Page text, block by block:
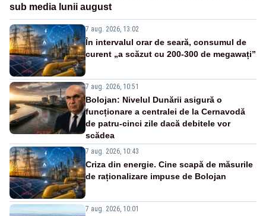
sub media lunii august
7 aug. 2026, 13:02
În intervalul orar de seară, consumul de
curent „a scăzut cu 200-300 de megawați”
7 aug. 2026, 10:51
Bolojan: Nivelul Dunării asigură o
funcționare a centralei de la Cernavodă
de patru-cinci zile dacă debitele vor
scădea
7 aug. 2026, 10:43
Criza din energie. Cine scapă de măsurile
de raționalizare impuse de Bolojan
7 aug. 2026, 10:01